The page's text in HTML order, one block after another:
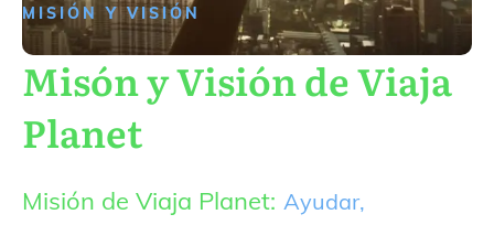
MISIÓN Y VISIÓN
Misón y Visión de Viaja
Planet
Misión de Viaja Planet: Ayudar,